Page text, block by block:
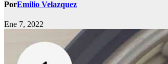
PorEmilio Velazquez
Ene 7, 2022